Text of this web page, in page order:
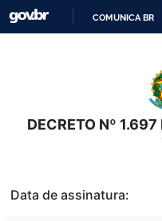
COMUNICA BR
DECRETO Nº 1.697
Data de assinatura: